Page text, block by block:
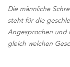
Die männliche
steht für die
Angesprochen und
gleich welchen